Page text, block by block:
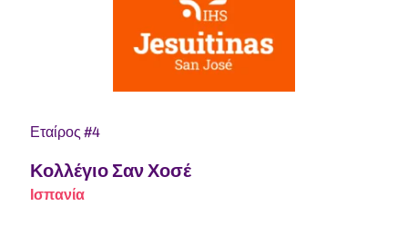
Εταίρος #4
Κολλέγιο Σαν Χοσέ
Ισπανία